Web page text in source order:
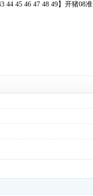
44 45 46 47 48 49】开猪08准